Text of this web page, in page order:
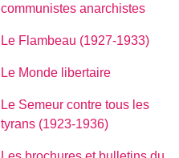
communistes anarchistes
Le Flambeau (1927-1933)
Le Monde libertaire
Le Semeur contre tous les
tyrans (1923-1936)